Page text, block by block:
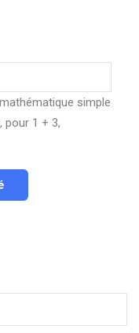
simple
pour 1 + 3,